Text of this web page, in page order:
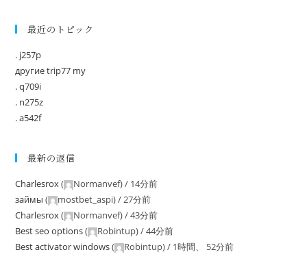
最近のトピック
. j257p
другие trip77 my
. q709i
. n275z
. a542f
最新の返信
Charlesrox( Normanvef) / 14分前
займы ( mostbet_aspi) /27分前
Charlesrox( Normanvef) /43分前
Best seo options( Robintup) /44分前
Best activator windows( Robintup) / 1時間、 52分前